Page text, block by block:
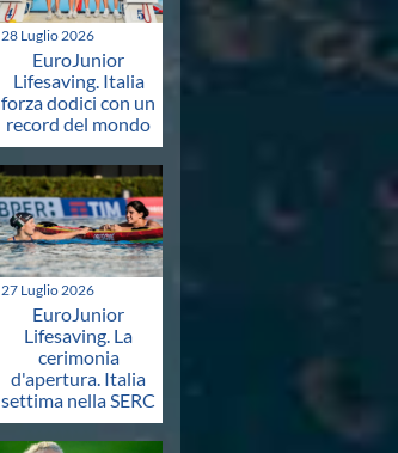
28 Luglio 2026
EuroJunior
Lifesaving. Italia
forza dodici con un
record del mondo
27 Luglio 2026
EuroJunior
Lifesaving. La
cerimonia
d'apertura. Italia
settima nella SERC